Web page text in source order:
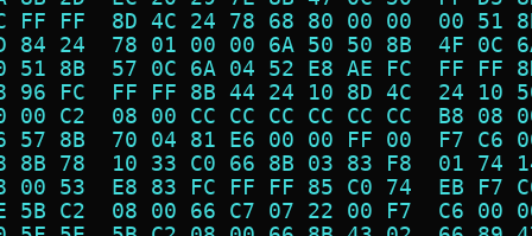
FF FF  8D 4C 24 78 68 80 00 00  00
84 24  78 01 00 00 6A 50 50 8B  4F
51 8B  57 0C 6A 04 52 E8 AE FC  FF
96 FC  FF FF 8B 44 24 10 8D 4C  24
00 C2  08 00 CC CC CC CC CC CC  B8
57 8B  70 04 81 E6 00 00 FF 00  F7
8B 78  10 33 C0 66 8B 03 83 F8  01
00 53  E8 83 FC FF FF 85 C0 74  EB
5B C2  08 00 66 C7 07 22 00 F7  C6